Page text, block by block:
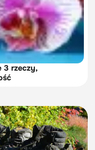
3 rzeczy,